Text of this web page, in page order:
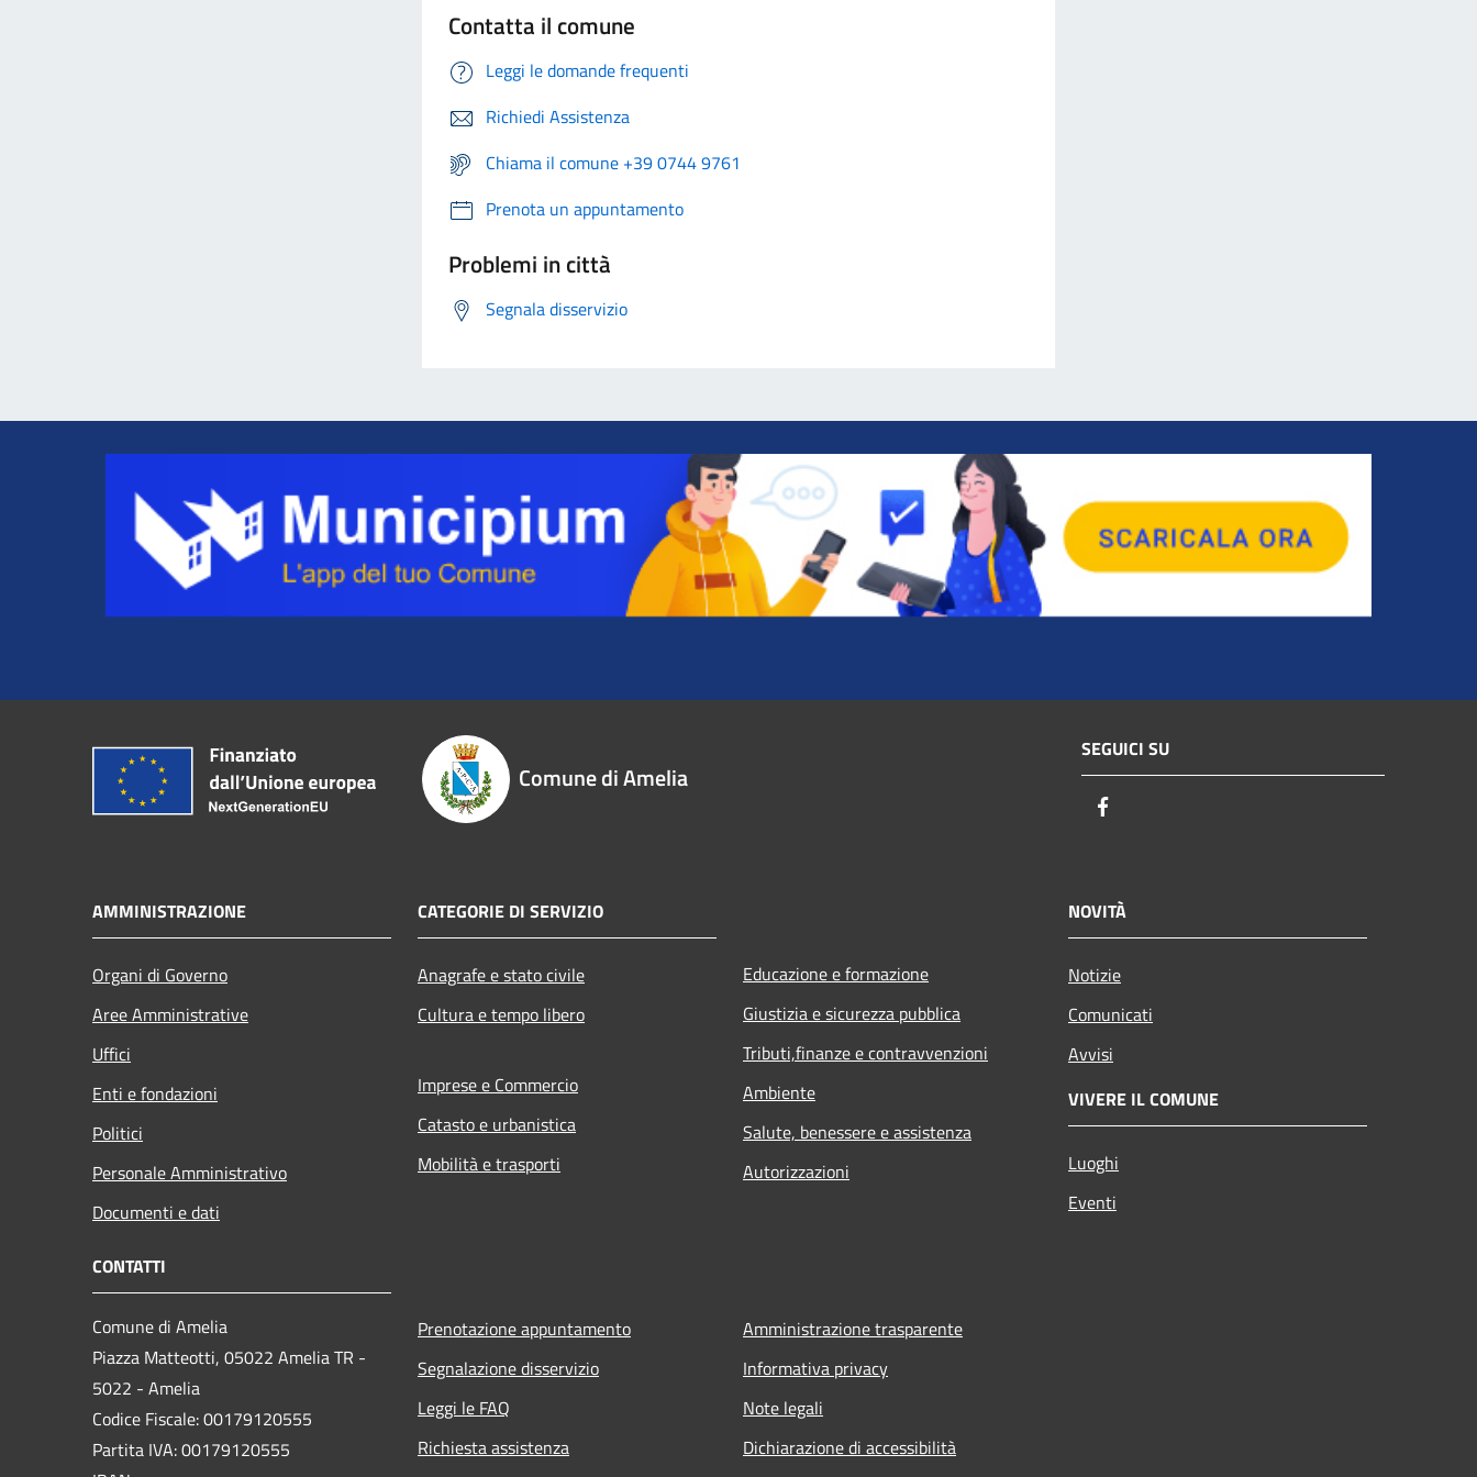
Contatta il comune
Leggi le domande frequenti
Richiedi Assistenza
Chiama il comune +39 0744 9761
Prenota un appuntamento
Problemi in città
Segnala disservizio
Comune di Amelia
SEGUICI SU
AMMINISTRAZIONE
Organi di Governo
Aree Amministrative
Uffici
Enti e fondazioni
Politici
Personale Amministrativo
Documenti e dati
CATEGORIE DI SERVIZIO
Anagrafe e stato civile
Cultura e tempo libero
Imprese e Commercio
Catasto e urbanistica
Mobilità e trasporti
Educazione e formazione
Giustizia e sicurezza pubblica
Tributi,finanze e contravvenzioni
Ambiente
Salute, benessere e assistenza
Autorizzazioni
NOVITÀ
Notizie
Comunicati
Avvisi
VIVERE IL COMUNE
Luoghi
Eventi
CONTATTI
Comune di Amelia
Piazza Matteotti, 05022 Amelia TR -
5022 - Amelia
Codice Fiscale: 00179120555
Partita IVA: 00179120555
Prenotazione appuntamento
Segnalazione disservizio
Leggi le FAQ
Richiesta assistenza
Amministrazione trasparente
Informativa privacy
Note legali
Dichiarazione di accessibilità